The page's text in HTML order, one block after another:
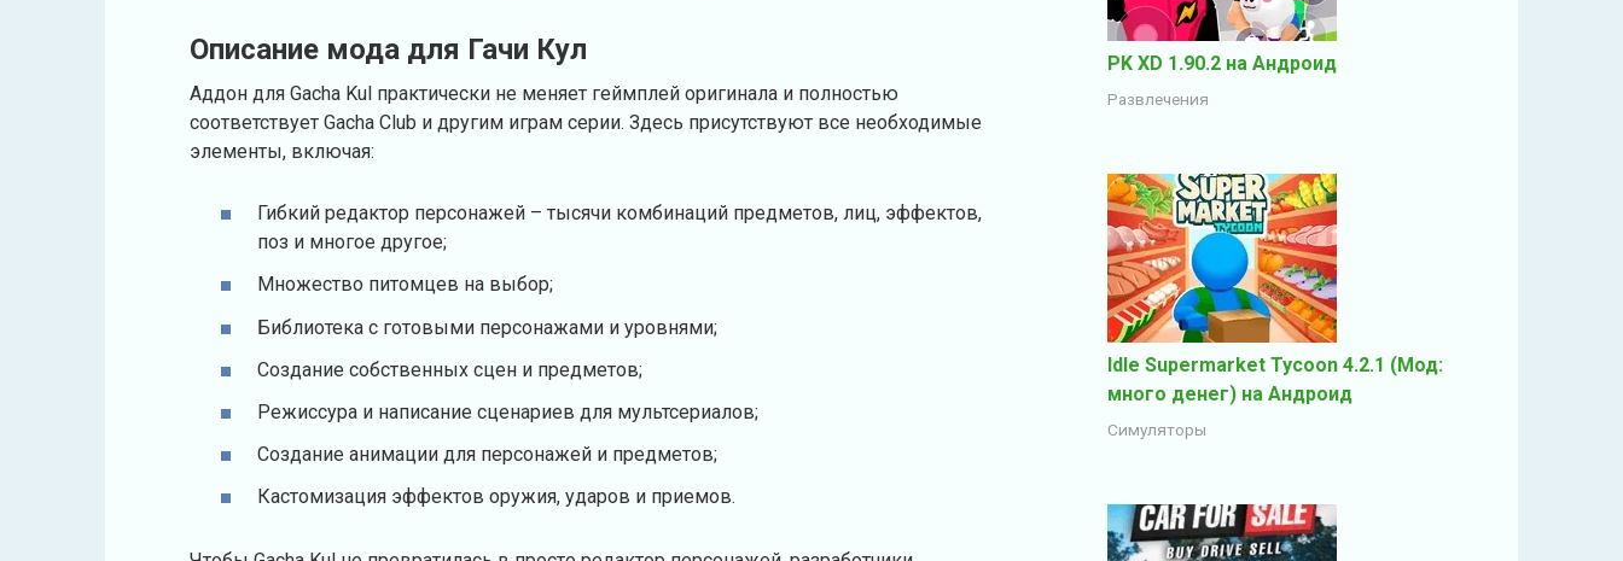
Описание мода для Гачи Кул
Аддон для Gacha Kul практически не меняет геймплей оригинала и полностью
соответствует Gacha Club и другим играм серии. Здесь присутствуют все необходимые
элементы, включая:
Гибкий редактор персонажей – тысячи комбинаций предметов, лиц, эффектов,
поз и многое другое;
Множество питомцев на выбор;
Библиотека с готовыми персонажами и уровнями;
Создание собственных сцен и предметов;
Режиссура и написание сценариев для мультсериалов;
Создание анимации для персонажей и предметов;
Кастомизация эффектов оружия, ударов и приемов.
PK XD 1.90.2 на Андроид
Развлечения
Idle Supermarket Tycoon 4.2.1 (Мод:
много денег) на Андроид
Симуляторы